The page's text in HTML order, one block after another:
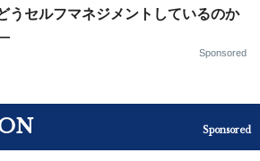
うセルフマネジメントしているのか
Sponsored
Sponsored